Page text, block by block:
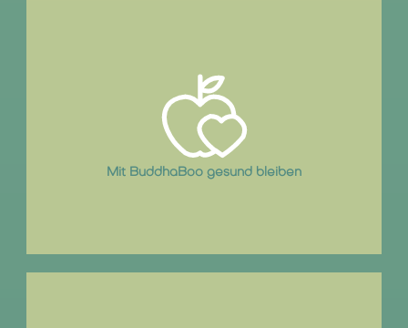
Mit BuddhaBoo gesund bleiben
Regelmäßiges meditieren stärkt nachweißlich das
Immunsystem.